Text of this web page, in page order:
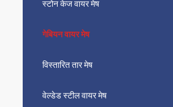
स्टोन केज वायर मेष
गेबियन वायर मेष
विस्तारित तार मेष
वेल्डेड स्टील वायर मेष